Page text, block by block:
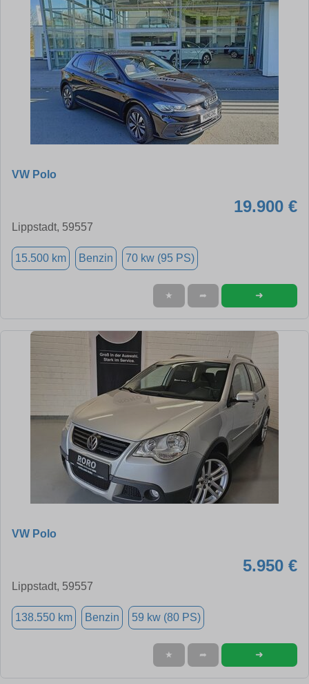
VW Polo
19.900 €
Lippstadt, 59557
15.500 km Benzin 70 kw (95 PS)
★ ➦ ➜
VW Polo
5.950 €
Lippstadt, 59557
138.550 km Benzin 59 kw (80 PS)
★ ➦ ➜